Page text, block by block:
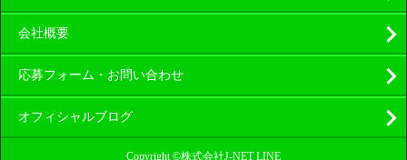
会社概要
応募フォーム・お問い合わせ
オフィシャルブログ
Copyright ©株式会社J-NET LINE